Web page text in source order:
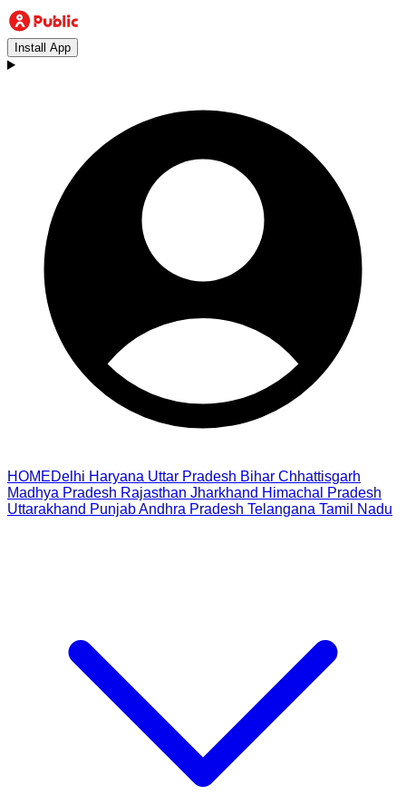
Install App
HOMEDelhi Haryana Uttar Pradesh Bihar Chhattisgarh
Madhya Pradesh Rajasthan Jharkhand Himachal Pradesh
Uttarakhand PunjabAndhra Pradesh Telangana Tamil Nadu